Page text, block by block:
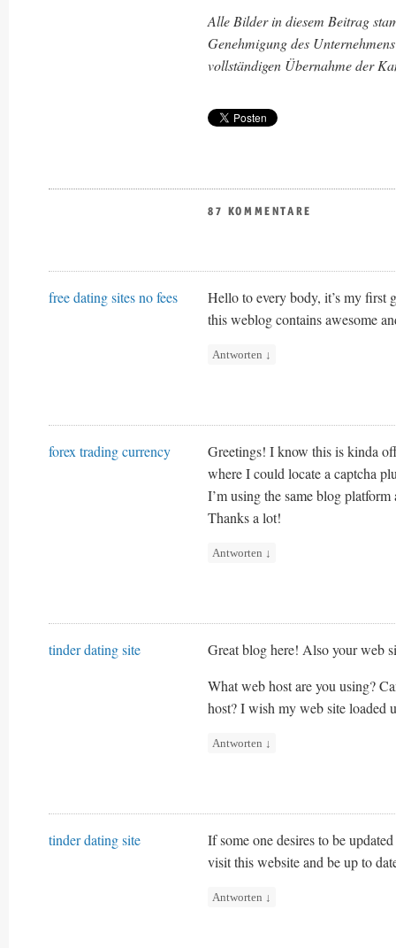
Alle Bilder in diesem Beitrag
Genehmigung des
vollständigen Übernahme der
87 KOMMENTARE
free dating sites no fees
Hello to every body, it’s my first
this weblog contains awesome
Antworten ↓
forex trading currency
Greetings! I know this is kinda
where I could locate a captcha
I’m using the same blog
Thanks a lot!
Antworten ↓
tinder dating site
Great blog here! Also your web
What web host are you using?
host? I wish my web site loaded
Antworten ↓
tinder dating site
If some one desires to be
visit this website and be up to
Antworten ↓